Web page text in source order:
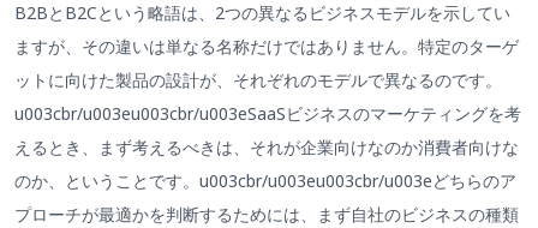
B2BとB2Cという略語は、2つの異なるビジネスモデルを示してい
ますが、その違いは単なる名称だけではありません。特定のターゲ
ットに向けた製品の設計が、それぞれのモデルで異なるのです。
u003cbr/u003eu003cbr/u003eSaaSビジネスのマーケティングを考
えるとき、まず考えるべきは、それが企業向けなのか消費者向けな
のか、ということです。u003cbr/u003eu003cbr/u003eどちらのア
プローチが最適かを判断するためには、まず自社のビジネスの種類